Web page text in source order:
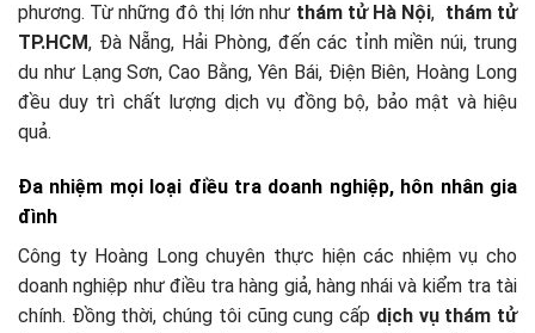
phương. Từ những đô thị lớn như thám tử Hà Nội, thám tử
TP.HCM, Đà Nẵng, Hải Phòng, đến các tỉnh miền núi, trung
du như Lạng Sơn, Cao Bằng, Yên Bái, Điện Biên, Hoàng Long
đều duy trì chất lượng dịch vụ đồng bộ, bảo mật và hiệu
quả.
Đa nhiệm mọi loại điều tra doanh nghiệp, hôn nhân gia
đình
Công ty Hoàng Long chuyên thực hiện các nhiệm vụ cho
doanh nghiệp như điều tra hàng giả, hàng nhái và kiểm tra tài
chính. Đồng thời, chúng tôi cũng cung cấp dịch vụ thám tử